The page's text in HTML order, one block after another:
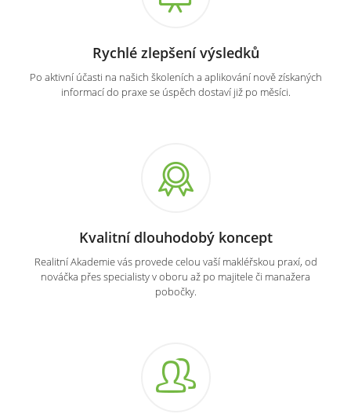
Rychlé zlepšení výsledků
Po aktivní účasti na našich školeních a aplikování nově získaných
informací do praxe se úspěch dostaví již po měsíci.
Kvalitní dlouhodobý koncept
Realitní Akademie vás provede celou vaší makléřskou praxí, od
nováčka přes specialisty v oboru až po majitele či manažera
pobočky.